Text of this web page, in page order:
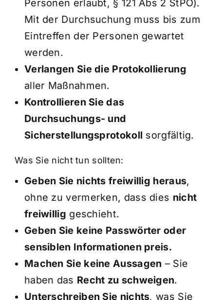
Personen erlaubt, § 121 Abs 2 StPO).
Mit der Durchsuchung muss bis zum
Eintreffen der Personen gewartet
werden.
Verlangen Sie die Protokollierung
aller Maßnahmen.
Kontrollieren Sie das
Durchsuchungs- und
Sicherstellungsprotokoll sorgfältig.
Was Sie nicht tun sollten:
Geben Sie nichts freiwillig heraus,
ohne zu vermerken, dass dies nicht
freiwillig geschieht.
Geben Sie keine Passwörter oder
sensiblen Informationen preis.
Machen Sie keine Aussagen – Sie
haben das Recht zu schweigen.
Unterschreiben Sie nichts, was Sie